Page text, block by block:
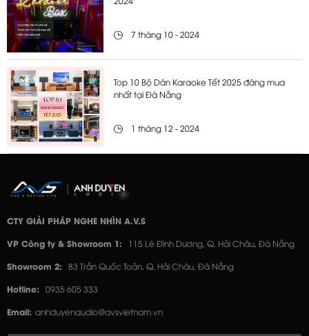
7 tháng 10 - 2024
Top 10 Bộ Dàn Karaoke Tết 2025 đáng mua
nhất tại Đà Nẵng
1 tháng 12 - 2024
CTY GIẢI PHÁP NGHE NHÌN A.V.S
VP Công ty & Showroom 1: 115 Lê Đình Dương, Q. Hải Châu, Đà Nẵng
Showroom 2: 83 Trần Quốc Toản, Q. Hải Châu, Đà Nẵng
Hotline: 0935 605 333
Email: anhduyenaudio@avsvietnam.vn